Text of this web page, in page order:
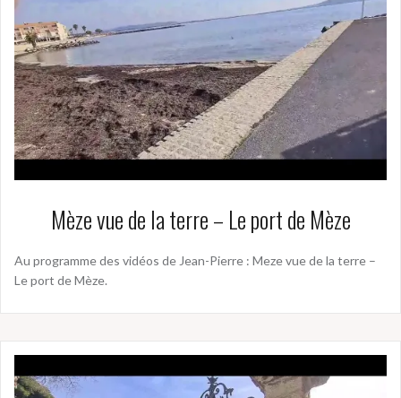
Mèze vue de la terre – Le port de Mèze
Au programme des vidéos de Jean-Pierre : Meze vue de la terre –
Le port de Mèze.